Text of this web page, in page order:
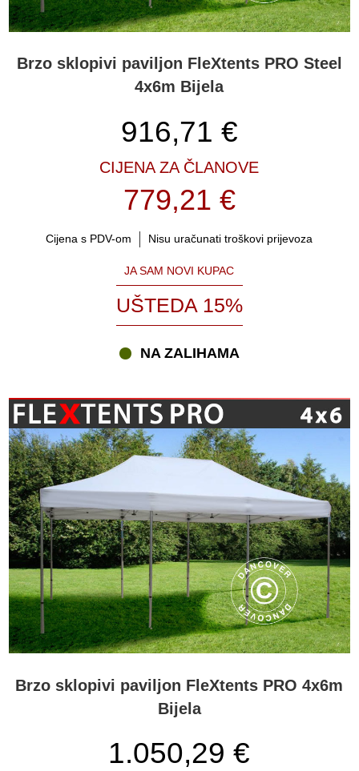
Brzo sklopivi paviljon FleXtents PRO Steel
4x6m Bijela
916,71 €
CIJENA ZA ČLANOVE
779,21 €
Cijena s PDV-om Nisu uračunati troškovi prijevoza
JA SAM NOVI KUPAC
UŠTEDA 15%
NA ZALIHAMA
Brzo sklopivi paviljon FleXtents PRO 4x6m
Bijela
1.050,29 €